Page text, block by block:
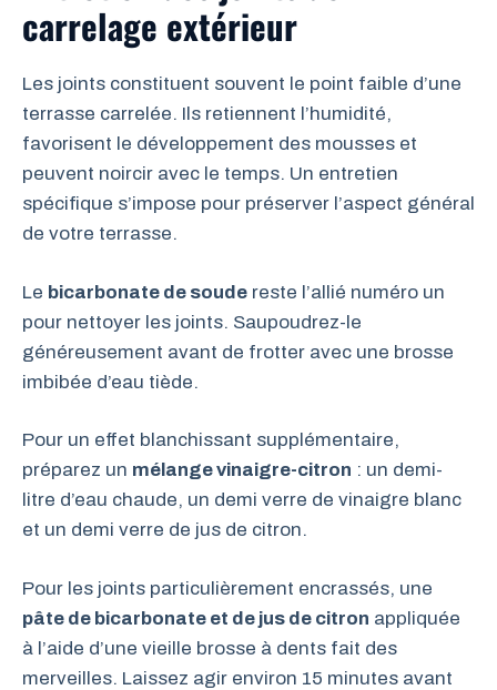
carrelage extérieur
Les joints constituent souvent le point faible d’une
terrasse carrelée. Ils retiennent l’humidité,
favorisent le développement des mousses et
peuvent noircir avec le temps. Un entretien
spécifique s’impose pour préserver l’aspect général
de votre terrasse.
Le bicarbonate de soude reste l’allié numéro un
pour nettoyer les joints. Saupoudrez-le
généreusement avant de frotter avec une brosse
imbibée d’eau tiède.
Pour un effet blanchissant supplémentaire,
préparez un mélange vinaigre-citron : un demi-
litre d’eau chaude, un demi verre de vinaigre blanc
et un demi verre de jus de citron.
Pour les joints particulièrement encrassés, une
pâte de bicarbonate et de jus de citron appliquée
à l’aide d’une vieille brosse à dents fait des
merveilles. Laissez agir environ 15 minutes avant